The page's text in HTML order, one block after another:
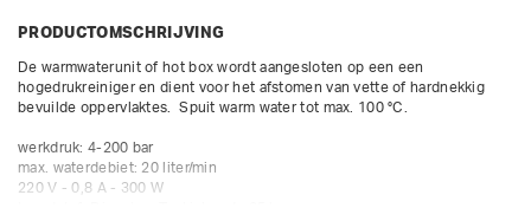
PRODUCTOMSCHRIJVING
De warmwaterunit of hot box wordt aangesloten op een een
hogedrukreiniger en dient voor het afstomen van vette of hardnekkig
bevuilde oppervlaktes.  Spuit warm water tot max. 100 °C.
werkdruk: 4-200 bar
max. waterdebiet: 20 liter/min
220 V - 0,8 A - 300 W